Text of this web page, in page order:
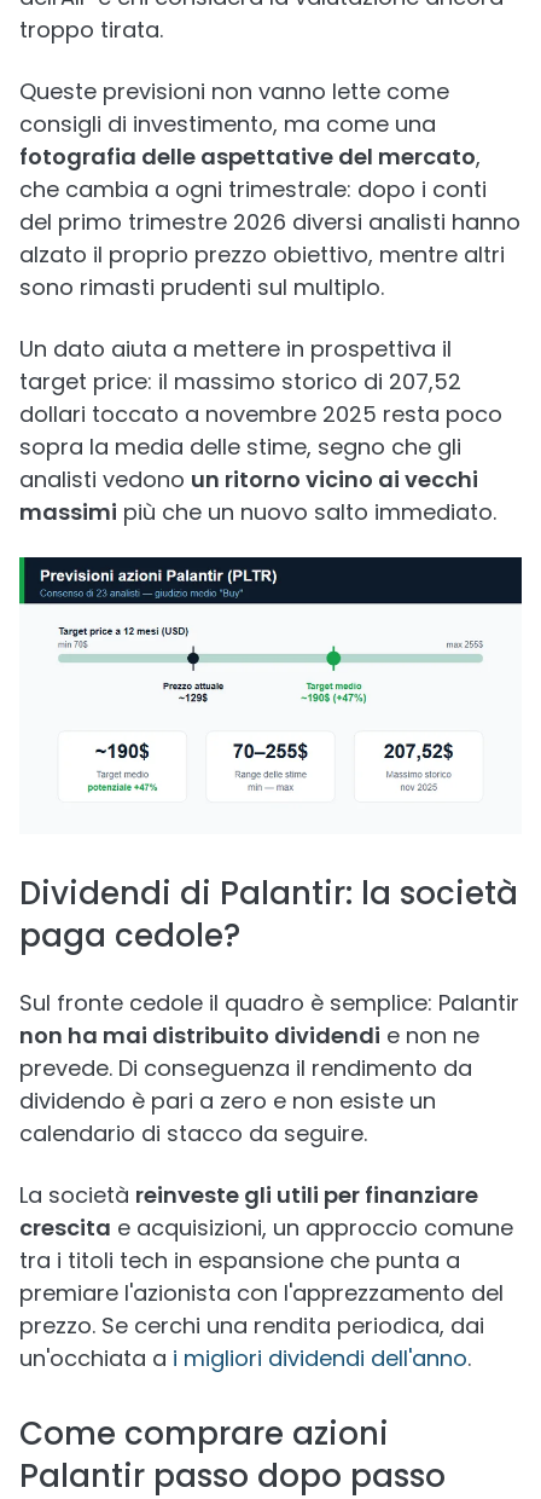
troppo tirata.
Queste previsioni non vanno lette come
consigli di investimento, ma come una
fotografia delle aspettative del mercato,
che cambia a ogni trimestrale: dopo i conti
del primo trimestre 2026 diversi analisti hanno
alzato il proprio prezzo obiettivo, mentre altri
sono rimasti prudenti sul multiplo.
Un dato aiuta a mettere in prospettiva il
target price: il massimo storico di 207,52
dollari toccato a novembre 2025 resta poco
sopra la media delle stime, segno che gli
analisti vedono un ritorno vicino ai vecchi
massimi più che un nuovo salto immediato.
Dividendi di Palantir: la società
paga cedole?
Sul fronte cedole il quadro è semplice: Palantir
non ha mai distribuito dividendi e non ne
prevede. Di conseguenza il rendimento da
dividendo è pari a zero e non esiste un
calendario di stacco da seguire.
La società reinveste gli utili per finanziare
crescita e acquisizioni, un approccio comune
tra i titoli tech in espansione che punta a
premiare l'azionista con l'apprezzamento del
prezzo. Se cerchi una rendita periodica, dai
un'occhiata a i migliori dividendi dell'anno.
Come comprare azioni
Palantir passo dopo passo